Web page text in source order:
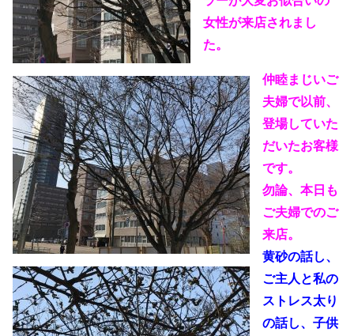
女性が来店されまし
た。
仲睦まじいご
夫婦で以前、
登場していた
だいたお客様
です。
勿論、本日も
ご夫婦でのご
来店。
黄砂の話し、
ご主人と私の
ストレス太り
の話し、子供